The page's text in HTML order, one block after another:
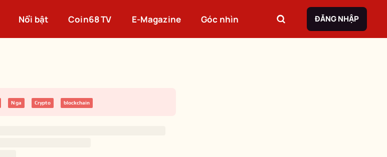
Nổi bật Coin68 TV E-Magazine Góc nhìn ĐĂNG NHẬP
Nga Crypto blockchain